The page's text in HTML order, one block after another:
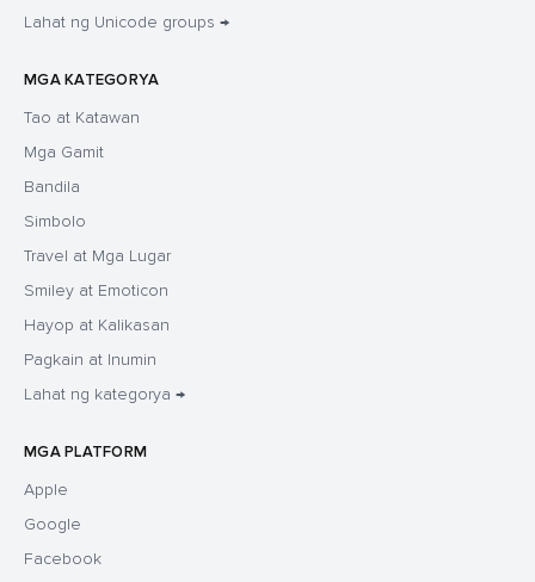
Lahat ng Unicode groups →
MGA KATEGORYA
Tao at Katawan
Mga Gamit
Bandila
Simbolo
Travel at Mga Lugar
Smiley at Emoticon
Hayop at Kalikasan
Pagkain at Inumin
Lahat ng kategorya →
MGA PLATFORM
Apple
Google
Facebook